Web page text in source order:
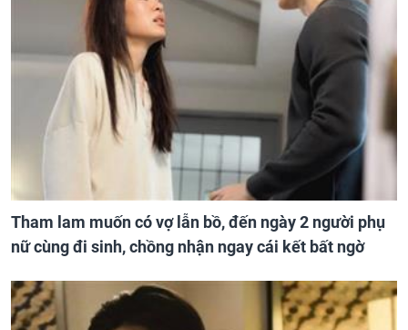
Tham lam muốn có vợ lẫn bồ, đến ngày 2 người phụ
nữ cùng đi sinh, chồng nhận ngay cái kết bất ngờ